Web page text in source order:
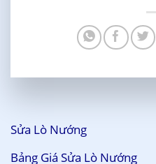
Sửa Lò Nướng
Bảng Giá Sửa Lò Nướng